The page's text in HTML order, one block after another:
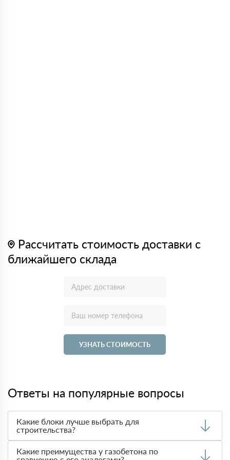
Рассчитать стоимость доставки с
ближайшего склада
УЗНАТЬ СТОИМОСТЬ
Ответы на популярные вопросы
Какие блоки лучше выбрать для
строительства?
теплоизоляции, прочности и стоимости. Чаще всего при
Какие преимущества у газобетона по